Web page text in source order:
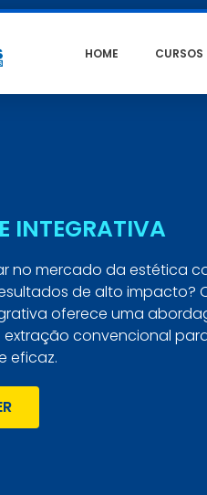
HOME CURSOS
INTEGRATIVA
no mercado da estética
de alto impacto?
oferece uma
convencional
eficaz.